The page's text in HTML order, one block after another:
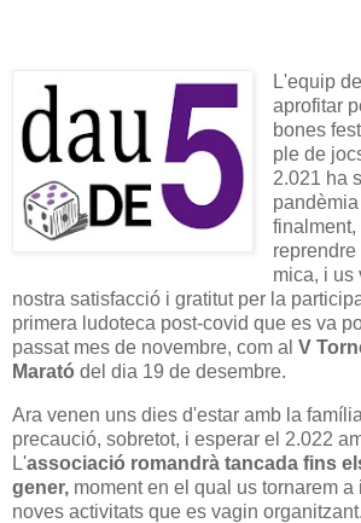
L'equip
aprofitar
bones
ple de
2.021 ha
finalment,
mica, i us
nostra satisfacció i gratitut per la
primera ludoteca post-covid que es va
passat mes de novembre, com al V
Marató del dia 19 de desembre.
Ara venen uns dies d'estar amb la
precaució, sobretot, i esperar el 2.022
L'associació romandrà tancada fins
gener, moment en el qual us tornarem a
noves activitats que es vagin